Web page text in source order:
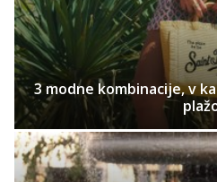
3 modne kombinacije, v